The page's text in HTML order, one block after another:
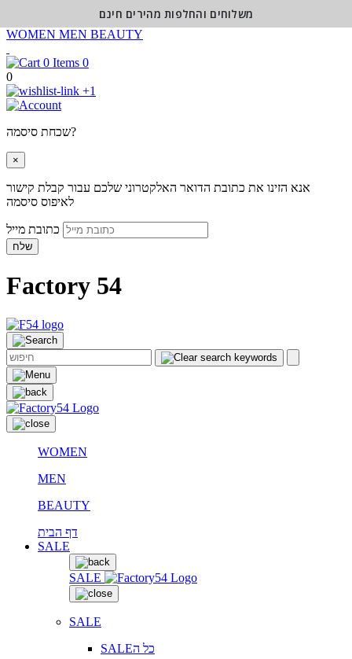
WOMEN MEN BEAUTY
0
0
+1
שכחת סיסמה?
×
אנא הזינו את כתובת הדואר האלקטרוני שלכם עבור קבלת קישור
לאיפוס סיסמה
שלח
Factory 54
WOMEN
MEN
BEAUTY
דף הבית
SALE
SALE
SALE
SALEכל ה
משלוחים והחלפות מהירים חינם